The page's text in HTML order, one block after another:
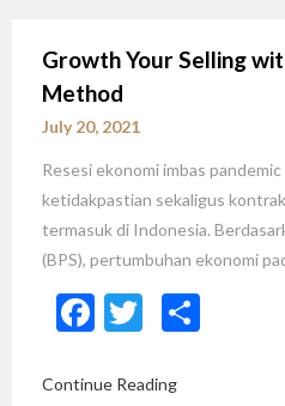
Growth Your Selling
Method
July 20, 2021
Resesi ekonomi imbas
ketidakpastian sekaligus
termasuk di Indonesia.
(BPS), pertumbuhan ekonomi
Facebook
Twitter
Continue Reading